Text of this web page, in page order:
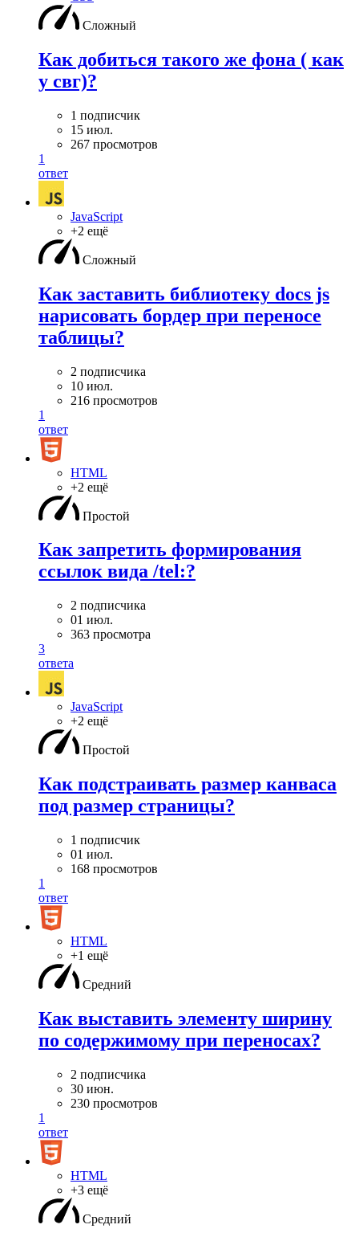
Сложный
Как добиться такого же фона ( как
у свг)?
1 подписчик
15 июл.
267 просмотров
1
ответ
JavaScript
+2 ещё
Сложный
Как заставить библиотеку docs js
нарисовать бордер при переносе
таблицы?
2 подписчика
10 июл.
216 просмотров
1
ответ
HTML
+2 ещё
Простой
Как запретить формирования
ссылок вида /tel:?
2 подписчика
01 июл.
363 просмотра
3
ответа
JavaScript
+2 ещё
Простой
Как подстраивать размер канваса
под размер страницы?
1 подписчик
01 июл.
168 просмотров
1
ответ
HTML
+1 ещё
Средний
Как выставить элементу ширину
по содержимому при переносах?
2 подписчика
30 июн.
230 просмотров
1
ответ
HTML
+3 ещё
Средний